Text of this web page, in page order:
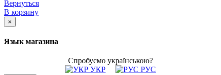
Вернуться
В корзину
×
Язык магазина
Спробуємо українською?
УКР
РУС